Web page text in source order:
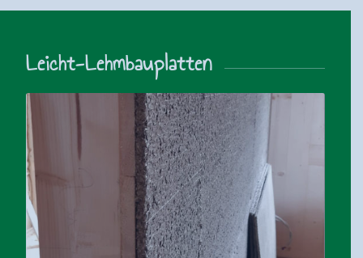
Leicht-Lehmbauplatten